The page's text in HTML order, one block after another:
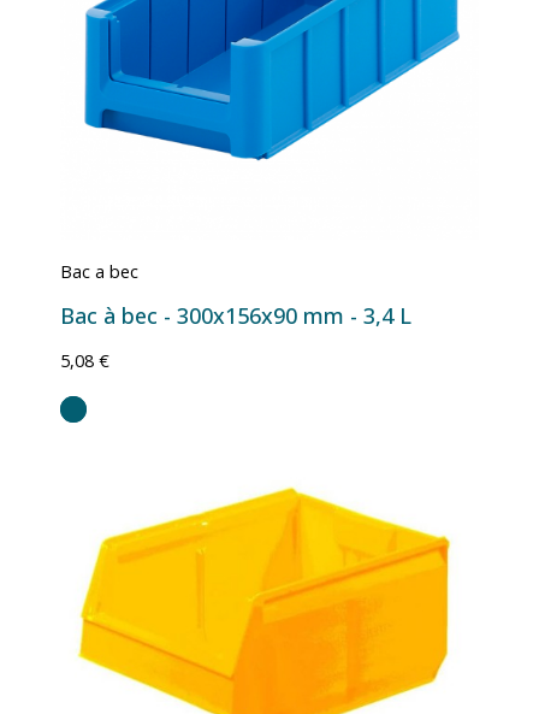
Bac a bec
Bac à bec - 300x156x90 mm - 3,4 L
5,08 €